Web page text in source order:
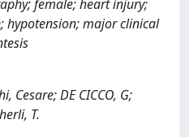
female; heart injury;
hypotension; major clinical
Cesare; DE CICCO, G;
T.